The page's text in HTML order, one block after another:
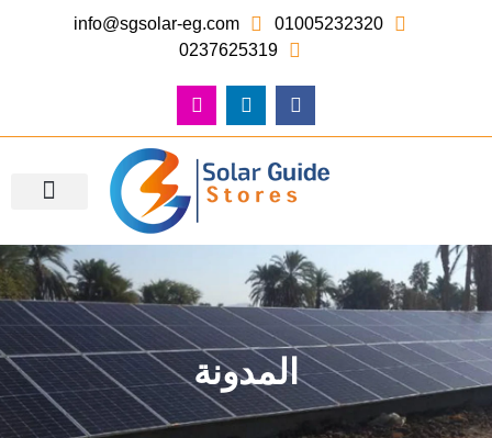
01005232320
info@sgsolar-eg.com
0237625319
المدونة